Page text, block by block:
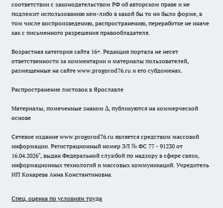
соответствии с законодательством РФ об авторском праве и не
подлежит использованию кем-либо в какой бы то ни было форме, в
том числе воспроизведению, распространению, переработке не иначе
как с письменного разрешения правообладателя.
Возрастная категория сайта 16+. Редакция портала не несет
ответственности за комментарии и материалы пользователей,
размещенные на сайте www.progorod76.ru и его субдоменах.
Распространение листовок в Ярославле
Материалы, помеченные знаком ∆, публикуются на коммерческой
основе
Сетевое издание www.progorod76.ru является средством массовой
информации. Регистрационный номер ЭЛ № ФС 77 - 91230 от
16.04.2026", выдан Федеральной службой по надзору в сфере связи,
информационных технологий и массовых коммуникаций. Учредитель
ИП Кокарева Анна Константиновна.
Спец. оценка по условиям труда